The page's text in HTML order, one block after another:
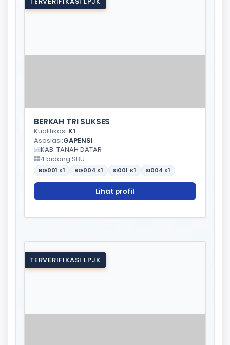
BERKAH TRI SUKSES
Kualifikasi:K1
Asosiasi:GAPENSI
KAB. TANAH DATAR
4 bidang SBU
BG001 K1 BG004 K1 SI001 K1 SI004 K1
Lihat profil
TERVERIFIKASI LPJK